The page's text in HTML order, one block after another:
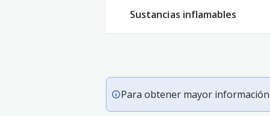
Sustancias inflamables
Para obtener mayor